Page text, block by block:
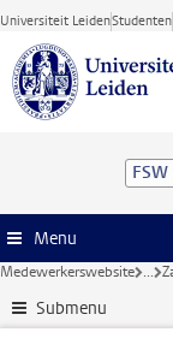
Ga direct naar de
Universiteit LeidenStudenten
Menu
Medewerkerswebsite ...
Submenu